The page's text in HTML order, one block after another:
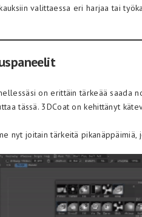
valittaessa eri harjaa tai
on erittäin tärkeää saada
tässä. 3DCoat on kehittänyt
nyt joitain tärkeitä